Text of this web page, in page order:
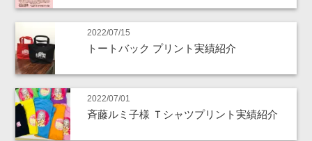
2022/07/15
トートバック プリント実績紹介
2022/07/01
斉藤ルミ子様 Ｔシャツプリント実績紹介